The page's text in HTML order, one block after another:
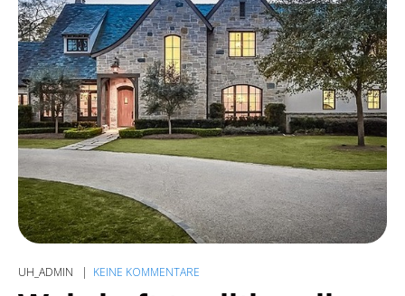
UH_ADMIN KEINE KOMMENTARE